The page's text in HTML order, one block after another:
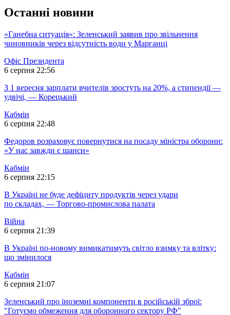
Останні новини
«Ганебна ситуація»: Зеленський заявив про звільнення
чиновників через відсутність води у Марганці
Офіс Президента
6 серпня 22:56
З 1 вересня зарплати вчителів зростуть на 20%, а стипендії —
удвічі, — Корецький
Кабмін
6 серпня 22:48
Федоров розраховує повернутися на посаду міністра оборони:
«У нас завжди є шанси»
Кабмін
6 серпня 22:15
В Україні не буде дефіциту продуктів через удари
по складах, — Торгово-промислова палата
Війна
6 серпня 21:39
В Україні по-новому вимикатимуть світло взимку та влітку:
що змінилося
Кабмін
6 серпня 21:07
Зеленський про іноземні компоненти в російській зброї:
"Готуємо обмеження для оборонного сектору РФ"